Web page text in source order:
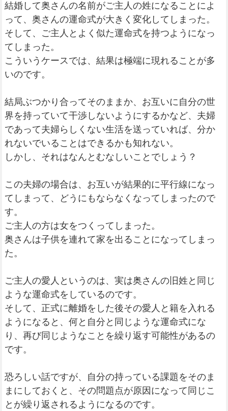
結婚して奥さんの名前がご主人の姓になることによ
って、奥さんの運命式が大きく変化してしまった。
そして、ご主人とよく似た運命式を持つようになっ
てしまった。
こういうケースでは、結果は極端に現れることが多
いのです。
結局ぶつかり合ってそのままか、お互いに自分の世
界を持っていて干渉しないようにするかなど、夫婦
であって夫婦らしくない生活を送っていれば、分か
れないでいることはできるかも知れない。
しかし、それはなんとむなしいことでしょう？
この夫婦の場合は、お互いが結果的に平行線になっ
てしまって、どうにもならなくなってしまったので
す。
ご主人の方は女をつくってしまった。
奥さんは子供を連れて家を出ることになってしまっ
た。
ご主人の愛人というのは、実は奥さんの旧姓と同じ
ような運命式をしているのです。
そして、正式に離婚をした後その愛人と籍を入れる
ようになると、何と自分と同じような運命式にな
り、再び同じようなことを繰り返す可能性があるの
です。
恐ろしい話ですが、自分の持っている課題をそのま
まにしておくと、その問題点が原因になって同じこ
とが繰り返されるようになるのです。